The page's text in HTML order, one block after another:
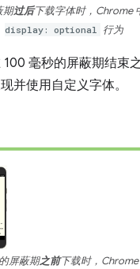
期过后下载字体时，Chrome
display: optional
行为
毫秒的屏蔽期结束
并使用自定义字体。
屏蔽期之前下载时，